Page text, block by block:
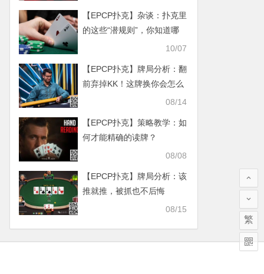
【EPCP扑克】杂谈：扑克里
的这些“潜规则”，你知道哪
10/07
【EPCP扑克】牌局分析：翻
前弃掉KK！这牌换你会怎么
08/14
【EPCP扑克】策略教学：如
何才能精确的读牌？
08/08
【EPCP扑克】牌局分析：该
推就推，被抓也不后悔
08/15
繁